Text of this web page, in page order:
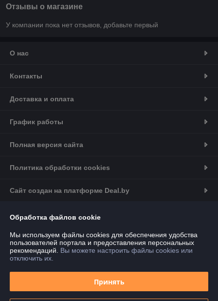
Отзывы о магазине
У компании пока нет отзывов, добавьте первый
О нас
Контакты
Доставка и оплата
График работы
Полная версия сайта
Политика обработки cookies
Сайт создан на платформе Deal.by
Информация для покупателя
Юридическое лицо:ООО "ДГ Техно Групп"
220020, г. Минск, ул. Тимирязева, 97, оф. 22-157
Регистрационный номер ЕГР: 193753733
УНП: 193753733
Регистрационный орган: Мингорисполком
Обработка файлов cookie
Мы используем файлы cookies для обеспечения удобства
пользователей портала и предоставления персональных
рекомендаций. Вы можете настроить файлы cookies или
отключить их.
Принять